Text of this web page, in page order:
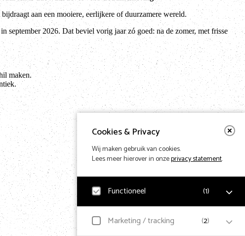
Cookies & Privacy
Wij maken gebruik van cookies.
Lees meer hierover in onzeprivacy statement.
Functioneel (1)
Noodzakelijk
Marketing / tracking (2)
aan een mooiere, eerlijkere of duurzamere wereld.
2026. Dat beviel vorig jaar zó goed: na de zomer, met frisse
maken.